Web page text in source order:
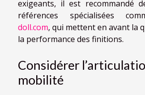
exigeants, il est recommandé
références spécialisées
doll.com, qui mettent en avant la
la performance des finitions.
Considérer
mobilité